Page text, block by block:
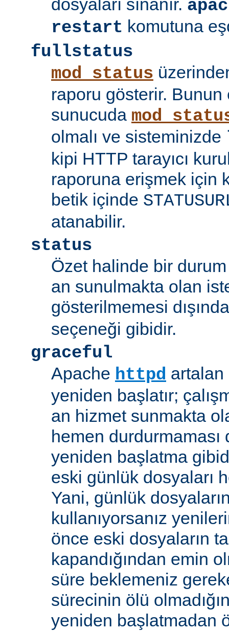
dosyaları sınanır.
restart komutuna
fullstatus
mod_status
raporu gösterir. Bunun
sunucuda
olmalı ve sisteminizde
kipi HTTP tarayıcı
raporuna erişmek için
betik içinde
atanabilir.
status
Özet halinde bir
an sunulmakta olan
gösterilmemesi
seçeneği gibidir.
graceful
Apache httpd
yeniden başlatır;
an hizmet sunmakta
hemen durdurmaması
yeniden başlatma
eski günlük dosyaları
Yani, günlük
kullanıyorsanız
önce eski dosyaların
kapandığından emin
süre beklemeniz
sürecinin ölü
yeniden başlatmadan